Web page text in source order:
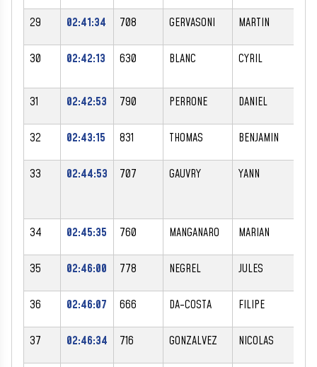
29 02:41:34 708 GERVASONI MARTIN
30 02:42:13 630 BLANC CYRIL
31 02:42:53 790 PERRONE DANIEL
32 02:43:15 831 THOMAS BENJAMIN
33 02:44:53 707 GAUVRY YANN
34 02:45:35 760 MANGANARO MARIAN
35 02:46:00 778 NEGREL JULES
36 02:46:07 666 DA-COSTA FILIPE
37 02:46:34 716 GONZALVEZ NICOLAS